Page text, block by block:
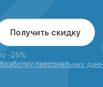
Получить скидку
-25%
персональных